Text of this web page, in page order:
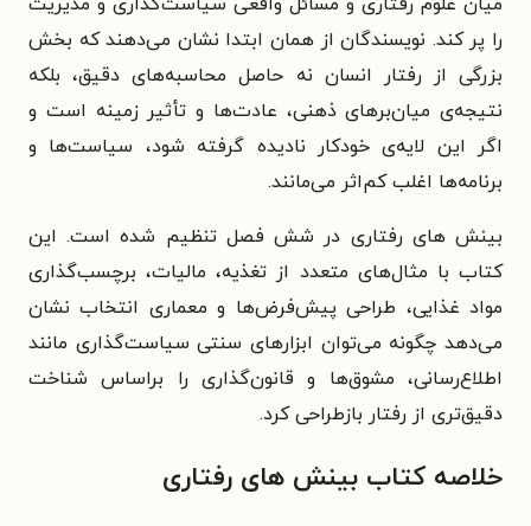
را پر کند. نویسندگان از همان ابتدا نشان می‌دهند که بخش
بزرگی از رفتار انسان نه حاصل محاسبه‌های دقیق، بلکه
نتیجه‌ی میان‌برهای ذهنی، عادت‌ها و تأثیر زمینه است و
اگر این لایه‌ی خودکار نادیده گرفته شود، سیاست‌ها و
برنامه‌ها اغلب کم‌اثر می‌مانند.
بینش های رفتاری در شش فصل تنظیم شده است. این
کتاب با مثال‌های متعدد از تغذیه، مالیات، برچسب‌گذاری
مواد غذایی، طراحی پیش‌فرض‌ها و معماری انتخاب نشان
می‌دهد چگونه می‌توان ابزارهای سنتی سیاست‌گذاری مانند
اطلاع‌رسانی، مشوق‌ها و قانون‌گذاری را براساس شناخت
دقیق‌تری از رفتار بازطراحی کرد.
خلاصه کتاب بینش های رفتاری